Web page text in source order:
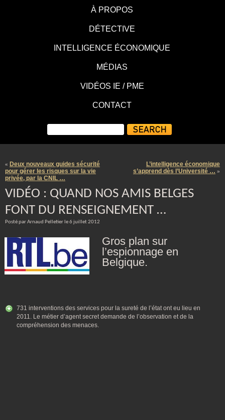
À PROPOS
DÉTECTIVE
INTELLIGENCE ÉCONOMIQUE
MÉDIAS
VIDÉOS IE / PME
CONTACT
« Deux nouveaux guides sécurité
pour gérer les risques sur la vie
privée, par la CNIL …
L’intelligence économique
s’apprend dès l’Université … »
VIDÉO : QUAND NOS AMIS BELGES
FONT DU RENSEIGNEMENT …
Posté par Arnaud Pelletier le 6 juillet 2012
Gros plan sur
l’espionnage en
Belgique.
731 interventions des services pour la sureté de l’état ont eu lieu en
2011. Le métier d’agent secret demande de l’observation et de la
compréhension des menaces.